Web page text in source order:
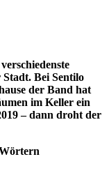
Bei Sentilo
der Band hat
im Keller ein
– dann droht der